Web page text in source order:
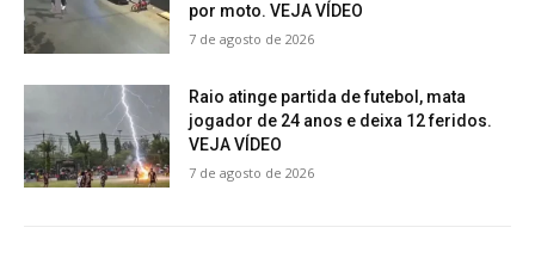
por moto. VEJA VÍDEO
7 de agosto de 2026
Raio atinge partida de futebol, mata
jogador de 24 anos e deixa 12 feridos.
VEJA VÍDEO
7 de agosto de 2026